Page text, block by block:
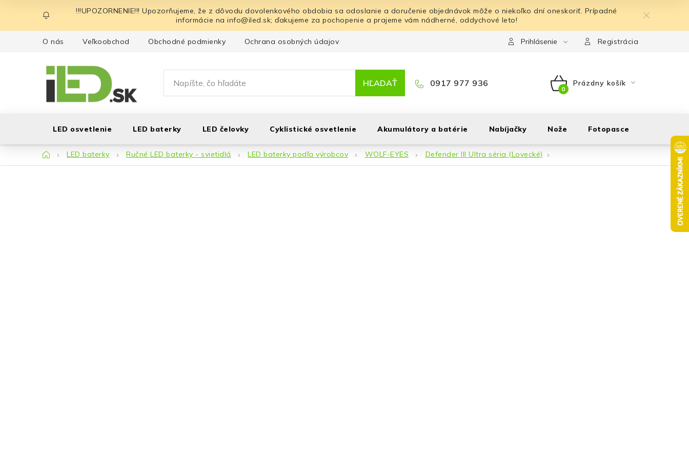
obsah
!!!UPOZORNENIE!!! Upozorňujeme, že z dôvodu dovolenkového obdobia sa odoslanie a doručenie objednávok môže o niekoľko dní oneskoriť. Prípadné
informácie na info@iled.sk; ďakujeme za pochopenie a prajeme vám nádherné, oddychové leto!
O nás Veľkoobchod Obchodné podmienky Ochrana osobných údajov Prihlásenie Registrácia
HĽADAŤ 0917 977 936
NÁKUPNÝ
Prázdny košík
LED osvetlenie LED baterky LED čelovky Cyklistické osvetlenie Akumulátory a batérie Nabíjačky Nože Fotopasce
DomovLED baterky Ručné LED baterky - svietidlá LED baterky podľa výrobcov WOLF-EYES Defender III Ultra séria (Lovecké)